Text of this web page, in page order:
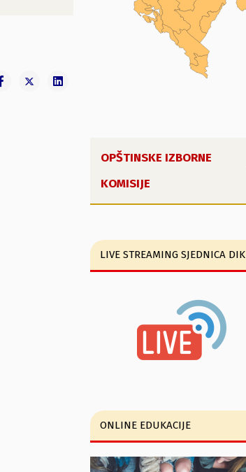
OPŠTINSKE IZBORNE
KOMISIJE
LIVE STREAMING SJEDNICA DIK
ONLINE EDUKACIJE